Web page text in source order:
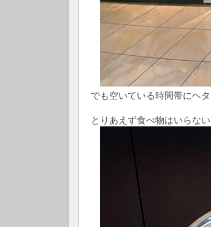
でも空いている時間帯にヘ
とりあえず食べ物はいらな